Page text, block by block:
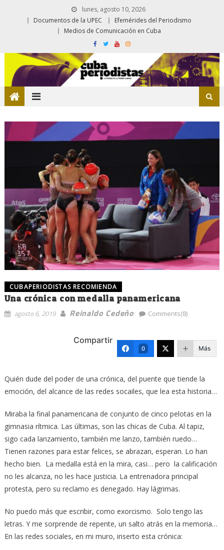
lunes, agosto 10, 2026
Documentos de la UPEC
Efemérides del Periodismo
Medios de Comunicación en Cuba
CUBAPERIODISTAS RECOMIENDA
Una crónica con medalla panamericana
agosto 6, 2019 Reinaldo Cedeño Comments(8)
Compartir
0 Más
Quién dude del poder de una crónica, del puente que tiende la
emoción, del alcance de las redes socailes, que lea esta historia…
Miraba la final panamericana de conjunto de cinco pelotas en la
gimnasia rítmica. Las últimas, son las chicas de Cuba. Al tapiz,
sigo cada lanzamiento, también me lanzo, también ruedo…
Tienen razones para estar felices, se abrazan, esperan. Lo han
hecho bien. La medalla está en la mira, casi… pero la calificación
no les alcanza, no les hace justicia. La entrenadora principal
protesta, pero su reclamo es denegado. Hay lágrimas.
No puedo más que escribir, como exorcismo. Solo tengo las
letras. Y me sorprende de repente, un salto atrás en la memoria…
En las redes sociales, en mi muro, inserto esta crónica: